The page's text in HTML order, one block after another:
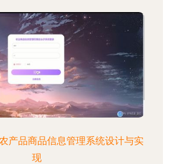
产品商品信息管理系统设计与实
现